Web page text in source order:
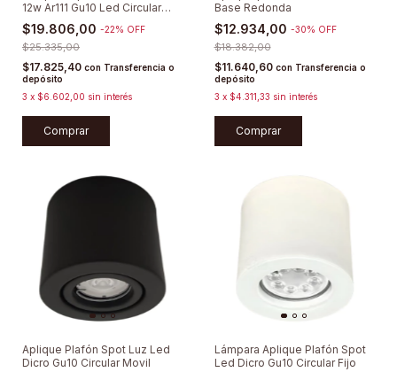
12w Ar111 Gu10 Led Circular
Móvil
$19.806,00 -22% OFF
$25.335,00
$17.825,40 con Transferencia o
depósito
3 x $6.602,00 sin interés
Comprar
Base Redonda
$12.934,00 -30% OFF
$18.382,00
$11.640,60 con Transferencia o
depósito
3 x $4.311,33 sin interés
Comprar
Aplique Plafón Spot Luz Led
Dicro Gu10 Circular Movil
Lámpara Aplique Plafón Spot
Led Dicro Gu10 Circular Fijo